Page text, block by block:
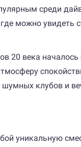
среди
можно увидеть
20 века
клубов и
уникальную